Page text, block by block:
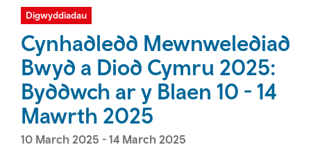
Digwyddiadau
Cynhadledd Mewnwelediad
Bwyd a Diod Cymru 2025:
Byddwch ar y Blaen 10 - 14
Mawrth 2025
10 March 2025 - 14 March 2025